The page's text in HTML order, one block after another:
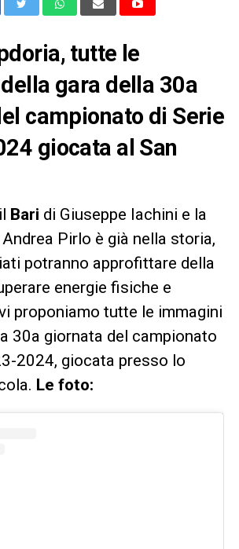
tutte le
gara della 30a
campionato di Serie
giocata al San
Bari di Giuseppe Iachini e la
Pirlo è già nella storia,
potranno approfittare della
energie fisiche e
proponiamo tutte le immagini
30a giornata del campionato
2024, giocata presso lo
Le foto: